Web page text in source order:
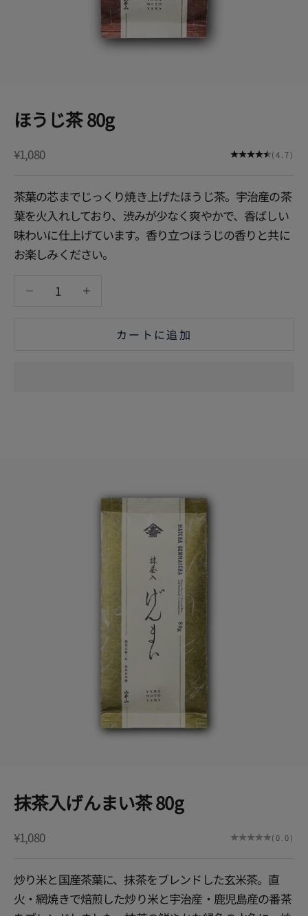
ほうじ茶 80g
セール価格
¥1,080 (4.7)
茶葉の芯までじっくり焼き上げたほうじ茶。宇治産の茶
葉を火入れしており、渋みが少なく爽やかで、香ばしい
味わいに仕上げています。香り立つほうじの香りと共に
お楽しみください。
数量を減らす 数量を増やす
カートに追加
抹茶入げんまい茶 80g
セール価格
¥1,080 (0.0)
炒り米と国産茶葉に、抹茶をブレンドした玄米茶。直
火・網焼きで焙煎した炒り米と宇治産・鹿児島産の番茶